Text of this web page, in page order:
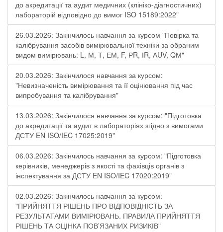
до акредитації та аудит медичних (клініко-діагностичних)
лабораторій відповідно до вимог ISO 15189:2022"
26.03.2026: Закінчилось навчання за курсом "Повірка та
калібрування засобів вимірювальної техніки за обраним
видом вимірювань: L, М, Т, ЕМ, F, РR, ІR, АUV, QМ"
20.03.2026: Закінчилося навчання за курсом:
"Невизначеність вимірювання та її оцінювання під час
випробування та калібрування"
13.03.2026: Закінчилося навчання за курсом: "Підготовка
до акредитації та аудит в лабораторіях згідно з вимогами
ДСТУ EN ISO/IEC 17025:2019"
06.03.2026: Закінчилось навчання за курсом: "Підготовка
керівників, менеджерів з якості та фахівців органів з
інспектування за ДСТУ EN ISO/IEC 17020:2019"
02.03.2026: Закінчилось навчання за курсом:
"ПРИЙНЯТТЯ РІШЕНЬ ПРО ВІДПОВІДНІСТЬ ЗА
РЕЗУЛЬТАТАМИ ВИМІРЮВАНЬ. ПРАВИЛА ПРИЙНЯТТЯ
РІШЕНЬ ТА ОЦІНКА ПОВ’ЯЗАНИХ РИЗИКІВ"